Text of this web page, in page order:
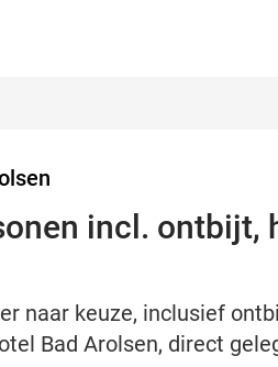
incl. ontbijt,
naar keuze, inclusief
Bad Arolsen, direct